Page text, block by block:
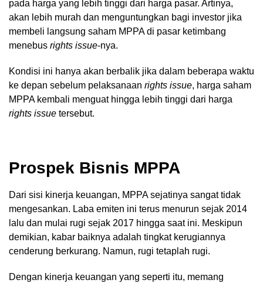
pada harga yang lebih tinggi dari harga pasar. Artinya,
akan lebih murah dan menguntungkan bagi investor jika
membeli langsung saham MPPA di pasar ketimbang
menebus rights issue-nya.
Kondisi ini hanya akan berbalik jika dalam beberapa waktu
ke depan sebelum pelaksanaan rights issue, harga saham
MPPA kembali menguat hingga lebih tinggi dari harga
rights issue tersebut.
Prospek Bisnis MPPA
Dari sisi kinerja keuangan, MPPA sejatinya sangat tidak
mengesankan. Laba emiten ini terus menurun sejak 2014
lalu dan mulai rugi sejak 2017 hingga saat ini. Meskipun
demikian, kabar baiknya adalah tingkat kerugiannya
cenderung berkurang. Namun, rugi tetaplah rugi.
Dengan kinerja keuangan yang seperti itu, memang